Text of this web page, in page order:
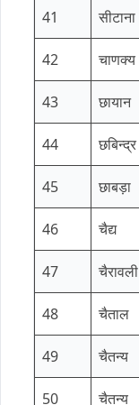
41 सीटाना
42 चाणक्य
43 छायान
44 छबिन्द्र
45 छाबड़ा
46 चैद्य
47 चैरावली
48 चैताल
49 चैतन्य
50 चैतन्य